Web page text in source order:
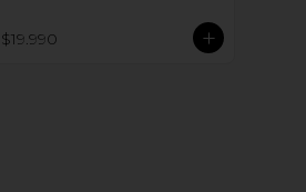
$19.990